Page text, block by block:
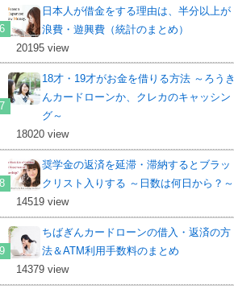
日本人が借金をする理由は、半分以上が
浪費・遊興費（統計のまとめ）
20195 view
18才・19才がお金を借りる方法 ～ろうき
んカードローンか、クレカのキャッシン
グ～
18020 view
奨学金の返済を延滞・滞納するとブラッ
クリスト入りする ～日数は何日から？～
14519 view
ちばぎんカードローンの借入・返済の方
法＆ATM利用手数料のまとめ
14379 view